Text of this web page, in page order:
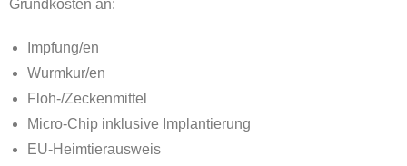
Grundkosten an:
Impfung/en
Wurmkur/en
Floh-/Zeckenmittel
Micro-Chip inklusive Implantierung
EU-Heimtierausweis